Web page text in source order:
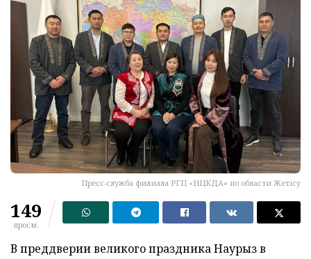
Пресс-служба филиала РГП «НЦКДА» по области Жетісу
149
просм.
В преддверии великого праздника Наурыз в